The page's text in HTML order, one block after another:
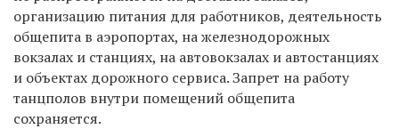
организацию питания для работников, деятельность
общепита в аэропортах, на железнодорожных
вокзалах и станциях, на автовокзалах и автостанциях
и объектах дорожного сервиса.Запрет на работу
танцполов внутри помещений общепита
сохраняется.